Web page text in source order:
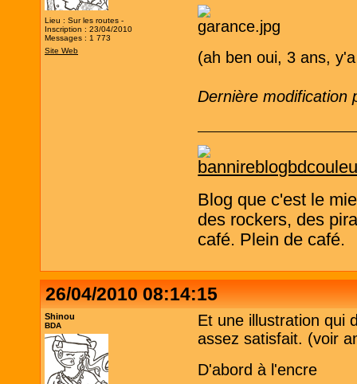
Lieu : Sur les routes -
Inscription : 23/04/2010
Messages : 1 773
Site Web
(ah ben oui, 3 ans,
Dernière modification
Blog que c'est le
des rockers, des
café. Plein de café.
26/04/2010 08:14:15
Shinou
BDA
Et une illustration qui
assez satisfait. (voir
D'abord à l'encre